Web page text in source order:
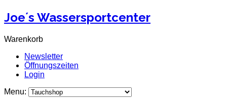
Joe´s Wassersportcenter
Warenkorb
Newsletter
Öffnungszeiten
Login
Menu: